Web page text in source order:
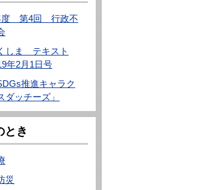
度 第4回 行政不
しま テキスト
年2月1日号
推進キャラク
ダッチーズ」
とき
災